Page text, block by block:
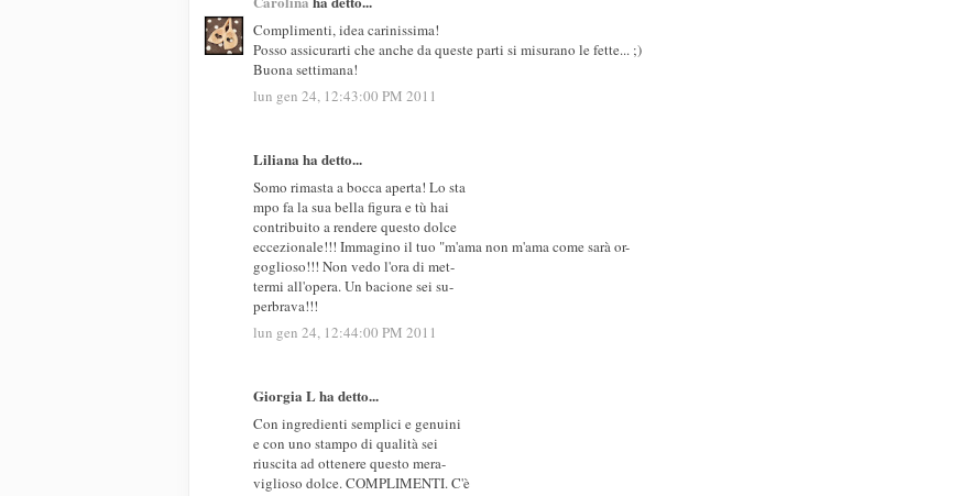
Complimenti, idea carinissima!
Posso assicurarti che anche da queste parti si misurano le fette... ;)
Buona settimana!
lun gen 24, 12:43:00 PM 2011
Liliana ha detto...
Somo rimasta a bocca aperta! Lo sta
mpo fa la sua bella figura e tù hai
contribuito a rendere questo dolce
eccezionale!!! Immagino il tuo "m'ama non m'ama come sarà or-
goglioso!!! Non vedo l'ora di met-
termi all'opera. Un bacione sei su-
perbrava!!!
lun gen 24, 12:44:00 PM 2011
Giorgia L ha detto...
Con ingredienti semplici e genuini
e con uno stampo di qualità sei
riuscita ad ottenere questo mera-
viglioso dolce. COMPLIMENTI. C'è